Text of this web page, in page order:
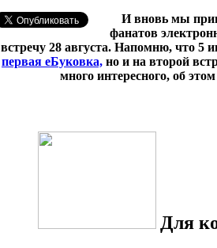
И вновь мы
фанатов
встречу 28 августа. Напомню, что 5
первая еБуковка, но и на второй
много интересного, об
Для